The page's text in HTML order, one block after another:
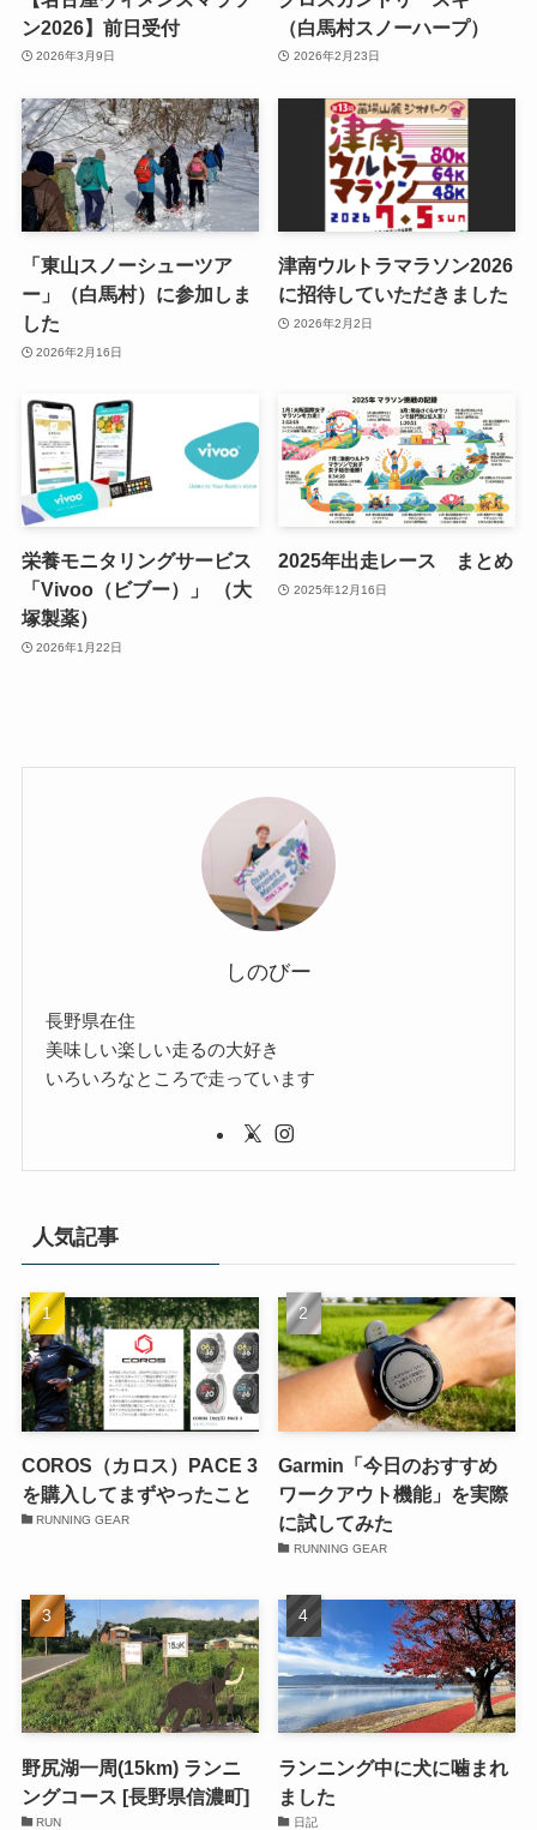
ン2026】前日受付
2026年3月9日
（白馬村スノーハープ）
2026年2月23日
「東山スノーシューツア
ー」（白馬村）に参加しま
した
2026年2月16日
津南ウルトラマラソン2026
に招待していただきました
2026年2月2日
栄養モニタリングサービス
「Vivoo（ビブー）」 （大
塚製薬）
2026年1月22日
2025年出走レース まとめ
2025年12月16日
しのびー
長野県在住
美味しい楽しい走るの大好き
いろいろなところで走っています
人気記事
COROS（カロス）PACE 3
を購入してまずやったこと
RUNNING GEAR
Garmin「今日のおすすめ
ワークアウト機能」を実際
に試してみた
RUNNING GEAR
野尻湖一周(15km) ランニ
ングコース [長野県信濃町]
RUN
ランニング中に犬に噛まれ
ました
日記